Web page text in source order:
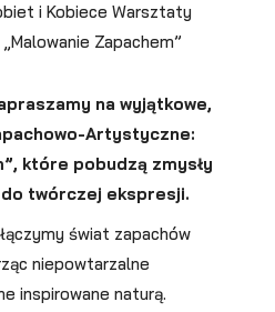
i Kobiece Warsztaty
Zapachem”
na wyjątkowe,
Artystyczne:
które pobudzą zmysły
twórczej ekspresji.
świat zapachów
niepowtarzalne
inspirowane naturą.